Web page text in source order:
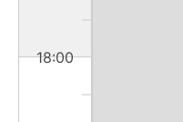
18:00